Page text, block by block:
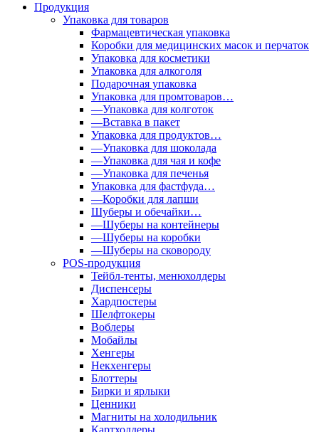
Продукция
Упаковка для товаров
Фармацевтическая упаковка
Коробки для медицинских масок и перчаток
Упаковка для косметики
Упаковка для алкоголя
Подарочная упаковка
Упаковка для промтоваров…
—Упаковка для колготок
—Вставка в пакет
Упаковка для продуктов…
—Упаковка для шоколада
—Упаковка для чая и кофе
—Упаковка для печенья
Упаковка для фастфуда…
—Коробки для лапши
Шуберы и обечайки…
—Шуберы на контейнеры
—Шуберы на коробки
—Шуберы на сковороду
POS-продукция
Тейбл-тенты, менюхолдеры
Диспенсеры
Хардпостеры
Шелфтокеры
Воблеры
Мобайлы
Хенгеры
Некхенгеры
Блоттеры
Бирки и ярлыки
Ценники
Магниты на холодильник